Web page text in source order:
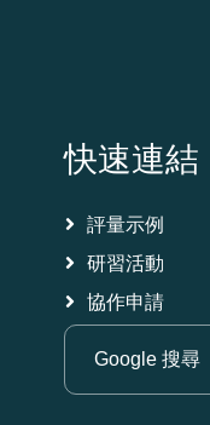
快速連結
評量示例
研習活動
協作申請